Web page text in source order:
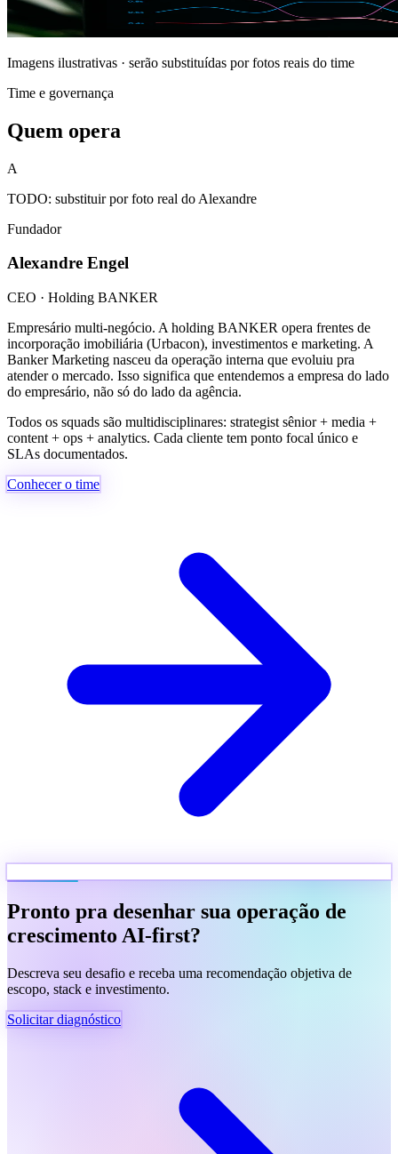
Imagens ilustrativas · serão substituídas por fotos reais do time
Time e governança
Quem opera
A
TODO: substituir por foto real do Alexandre
Fundador
Alexandre Engel
CEO · Holding BANKER
Empresário multi-negócio. A holding BANKER opera frentes de
incorporação imobiliária (Urbacon), investimentos e marketing. A
Banker Marketing nasceu da operação interna que evoluiu pra
atender o mercado. Isso significa que entendemos a empresa do lado
do empresário, não só do lado da agência.
Todos os squads são multidisciplinares: strategist sênior + media +
content + ops + analytics. Cada cliente tem ponto focal único e
SLAs documentados.
Conhecer o time
Pronto pra desenhar sua operação de
crescimento AI-first?
Descreva seu desafio e receba uma recomendação objetiva de
escopo, stack e investimento.
Solicitar diagnóstico